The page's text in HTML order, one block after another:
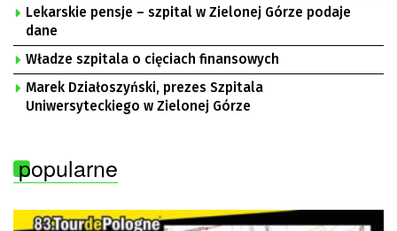
Lekarskie pensje – szpital w Zielonej Górze podaje
dane
Władze szpitala o cięciach finansowych
Marek Działoszyński, prezes Szpitala
Uniwersyteckiego w Zielonej Górze
popularne